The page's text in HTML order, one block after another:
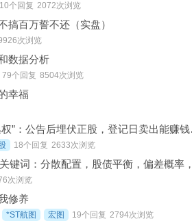
10个回复 2072次浏览
搞百万誓不还（实盘）
次浏览
数据分析
79个回复 8504次浏览
幸福
配债
18个回复 2633次浏览
次浏览
修养
*ST航图 宏图 19个回复 2794次浏览